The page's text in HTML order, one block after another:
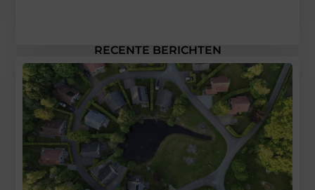
RECENTE BERICHTEN